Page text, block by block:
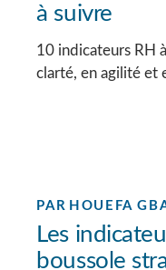
à suivre
10 indicateurs RH
clarté, en agilité et
PAR HOUEFA
Les
boussole